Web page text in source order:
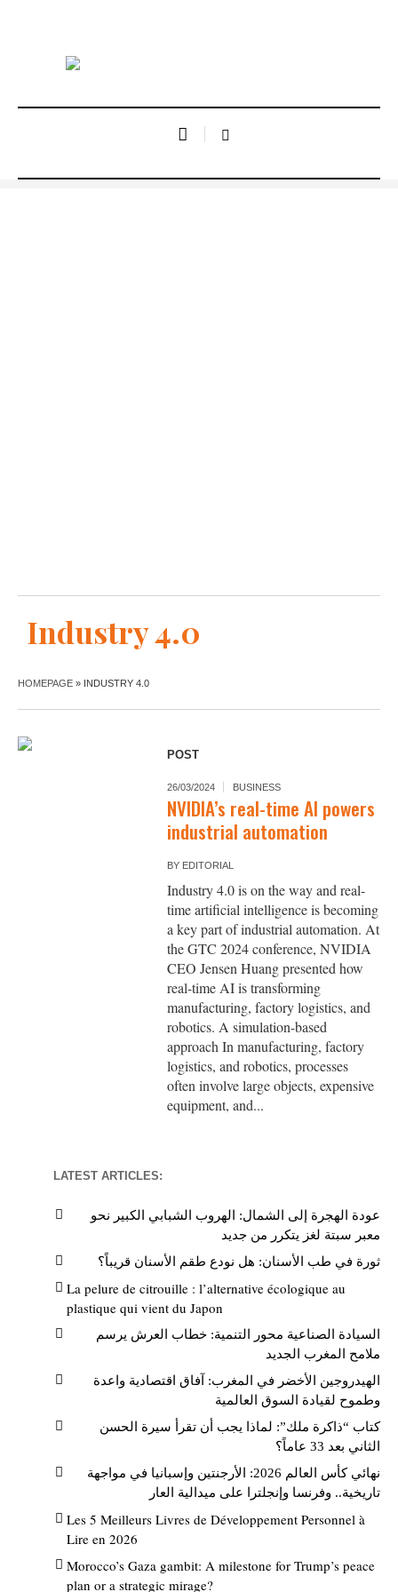
Industry 4.0
HOMEPAGE » INDUSTRY 4.0
POST
26/03/2024 BUSINESS
NVIDIA’s real-time AI powers
industrial automation
BY EDITORIAL
Industry 4.0 is on the way and real-
time artificial intelligence is becoming
a key part of industrial automation. At
the GTC 2024 conference, NVIDIA
CEO Jensen Huang presented how
real-time AI is transforming
manufacturing, factory logistics, and
robotics. A simulation-based
approach In manufacturing, factory
logistics, and robotics, processes
often involve large objects, expensive
equipment, and...
LATEST ARTICLES:
عودة الهجرة إلى الشمال: الهروب الشبابي الكبير نحو
معبر سبتة لغز يتكرر من جديد
ثورة في طب الأسنان: هل نودع طقم الأسنان قريباً؟
La pelure de citrouille : l’alternative écologique au
plastique qui vient du Japon
السيادة الصناعية محور التنمية: خطاب العرش يرسم
ملامح المغرب الجديد
الهيدروجين الأخضر في المغرب: آفاق اقتصادية واعدة
وطموح لقيادة السوق العالمية
كتاب “ذاكرة ملك”: لماذا يجب أن تقرأ سيرة الحسن
الثاني بعد 33 عاماً؟
نهائي كأس العالم 2026: الأرجنتين وإسبانيا في مواجهة
تاريخية.. وفرنسا وإنجلترا على ميدالية العار
Les 5 Meilleurs Livres de Développement Personnel à
Lire en 2026
Morocco’s Gaza gambit: A milestone for Trump’s peace
plan or a strategic mirage?